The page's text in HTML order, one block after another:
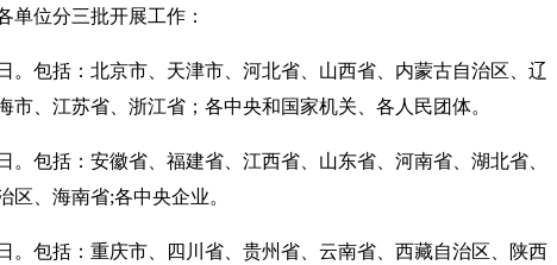
单位分三批开展工作：
。包括：北京市、天津市、河北省、山西省、内蒙古自治区、辽
市、江苏省、浙江省；各中央和国家机关、各人民团体。
。包括：安徽省、福建省、江西省、山东省、河南省、湖北省、
区、海南省;各中央企业。
。包括：重庆市、四川省、贵州省、云南省、西藏自治区、陕西